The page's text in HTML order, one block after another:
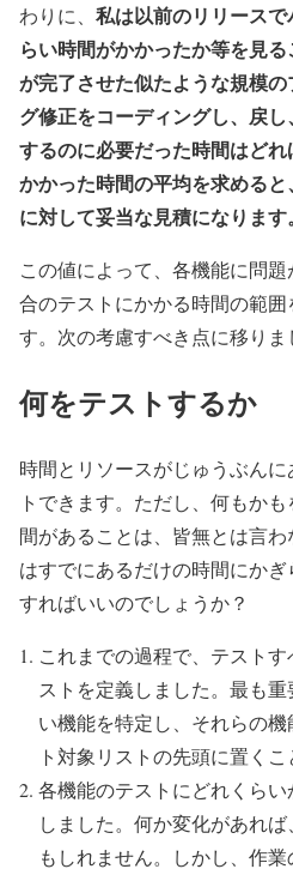
わりに、 私は以前のリリース
らい時間がかかったか等を見
が完了させた似たような規模
グ修正をコーディングし、戻
するのに必要だった時間はど
かかった時間の平均を求める
に対して妥当な見積になります。
この値によって、各機能に問
合のテストにかかる時間の範
す。次の考慮すべき点に移りま
何をテストするか
時間とリソースがじゅうぶん
トできます。ただし、何もか
間があることは、皆無とは言
はすでにあるだけの時間にか
すればいいのでしょうか？
これまでの過程で、テスト
ストを定義しました。最も
い機能を特定し、それらの
ト対象リストの先頭に置くこ
各機能のテストにどれくら
しました。何か変化があれ
もしれません。しかし、作